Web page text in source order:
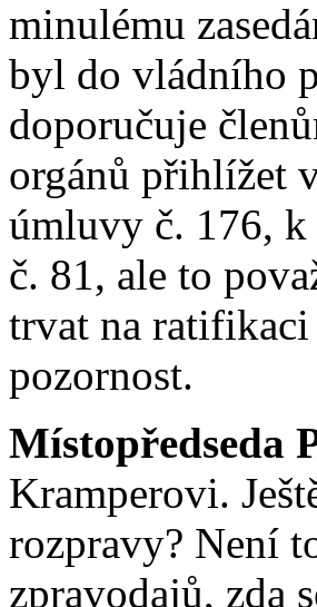
minulému
byl do vládního
doporučuje
orgánů přihlížet
úmluvy č. 176,
č. 81, ale to
trvat na
pozornost.
Místopředseda
Kramperovi.
rozpravy? Není
zpravodajů, zda